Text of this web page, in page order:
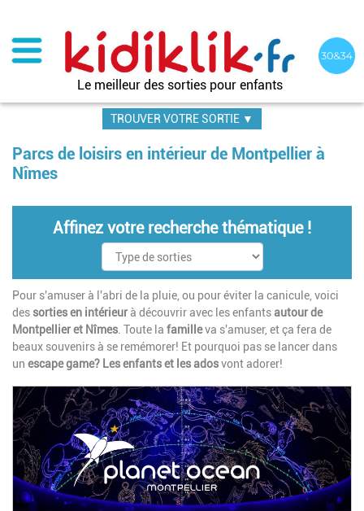
contenu
principal
Le meilleur des sorties pour enfants
TROUVER VOTRE SORTIE ▼
Parcs de loisirs en intérieur de Montpellier à
Nîmes
Affinez votre recherche thématique !
Pour s'amuser à l'abri de la pluie, ou pour éviter la canicule, voici
dessorties en intérieurà découvrir avec les enfantsautour de
Montpellier et Nîmes. Toute la familleva s'amuser, et ça fera de
beaux souvenirs à se remémorer! Et pourquoi pas se lancer dans
un escape game? Les enfants et les adosvont adorer!